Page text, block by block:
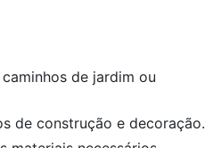
de jardim ou
de construção e decoração.